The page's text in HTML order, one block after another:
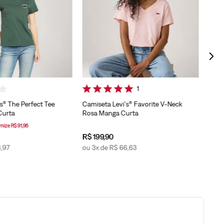
The Perfect Tee
R$91,96
,97
1
Camiseta Levi's® Favorite V-Neck
Rosa Manga Curta
R$199,90
ou 3x deR$ 66,63